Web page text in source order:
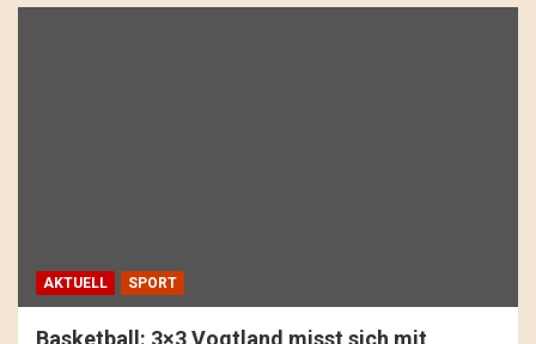
AKTUELL SPORT
Basketball: 3×3 Vogtland misst sich mit